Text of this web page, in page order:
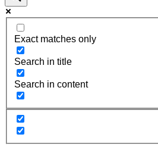
Exact matches only
Search in title
Search in content